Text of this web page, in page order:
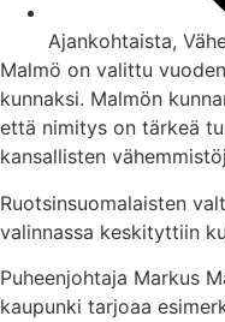
Ajankohtaista,
Malmö on valittu
kunnaksi. Malmön
että nimitys on tärkeä
kansallisten
Ruotsinsuomalaisten
valinnassa keskityttiin
Puheenjohtaja Markus
kaupunki tarjoaa